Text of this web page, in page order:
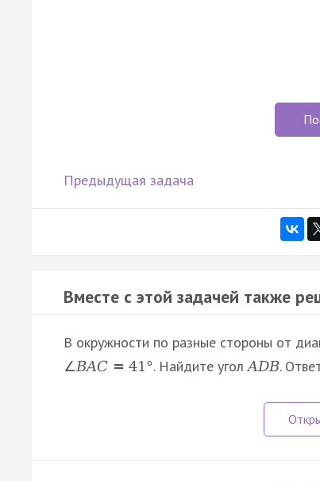
Предыдущая задача
Вместе с этой задачей также
В окружности по разные стороны от
∠BAC = 41 °. Найдите уголADB.